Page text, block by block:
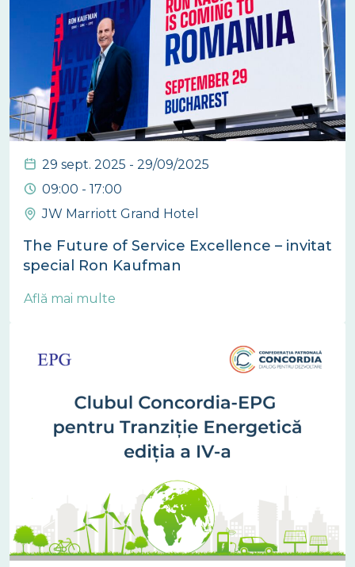
29 sept. 2025 - 29/09/2025
09:00 - 17:00
JW Marriott Grand Hotel
The Future of Service Excellence – invitat
special Ron Kaufman
Află mai multe